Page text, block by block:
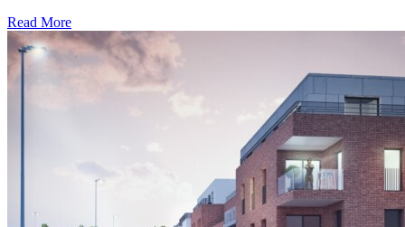
Read More